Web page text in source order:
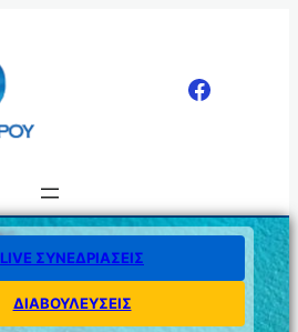
LIVE ΣΥΝΕΔΡΙΑΣΕΙΣ
ΔΙΑΒΟΥΛΕΥΣΕΙΣ